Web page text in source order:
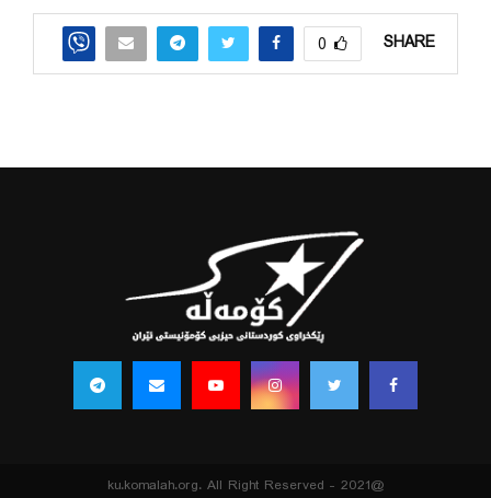
SHARE
0
@2021 - ku.komalah.org. All Right Reserved